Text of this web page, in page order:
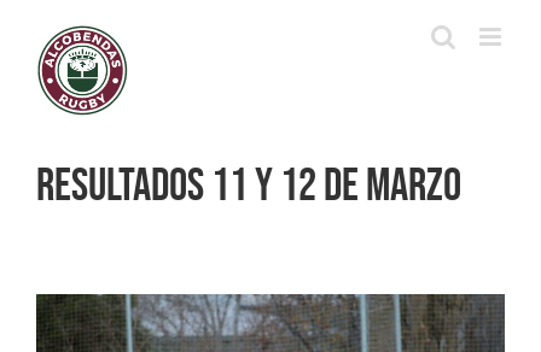
contenido
Resultados 11 y 12 de marzo
Ver
imagen